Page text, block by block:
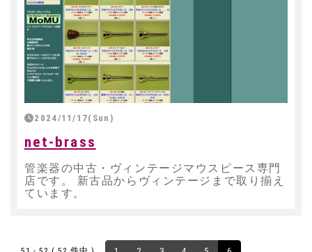
2024/11/17(Sun)
net-brass
管楽器の中古・ヴィンテージマウスピース専門
店です。 新古品からヴィンテージまで取り揃え
ています。